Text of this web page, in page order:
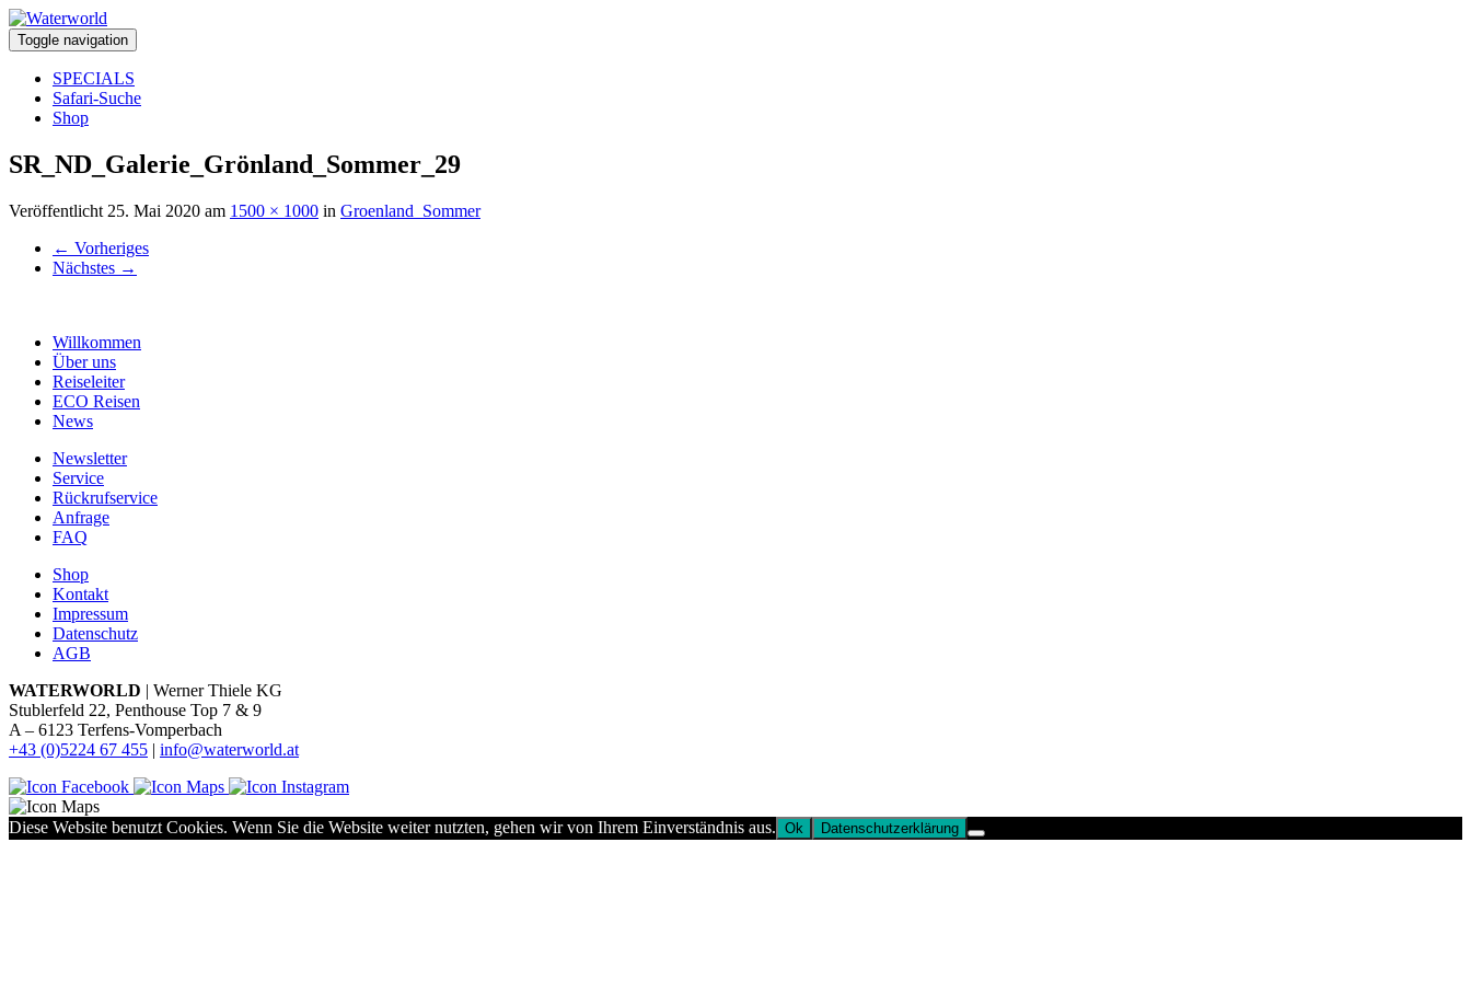
Toggle navigation
SPECIALS
Safari-Suche
Shop
SR_ND_Galerie_Grönland_Sommer_29
Veröffentlicht 25. Mai 2020 am 1500 × 1000 in Groenland_Sommer
← Vorheriges
Nächstes →
Willkommen
Über uns
Reiseleiter
ECO Reisen
News
Newsletter
Service
Rückrufservice
Anfrage
FAQ
Shop
Kontakt
Impressum
Datenschutz
AGB
WATERWORLD | Werner Thiele KG
Stublerfeld 22, Penthouse Top 7 & 9
A – 6123 Terfens-Vomperbach
+43 (0)5224 67 455 | info@waterworld.at
Diese Website benutzt Cookies. Wenn Sie die Website weiter nutzten, gehen wir von Ihrem Einverständnis aus. Ok Datenschutzerklärung